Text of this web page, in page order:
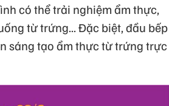
có thể trải nghiệm ẩm thực,
từ trứng... Đặc biệt, đầu bếp
sáng tạo ẩm thực từ trứng trực